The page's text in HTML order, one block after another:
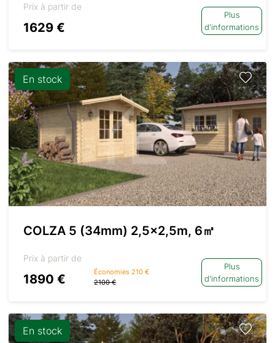
Prix à partir de
1629 €
Plus
d'informations
En stock
COLZA 5 (34mm) 2,5×2,5m, 6㎡
Prix à partir de
1890 €
Économies 210 €
2100 €
Plus
d'informations
En stock